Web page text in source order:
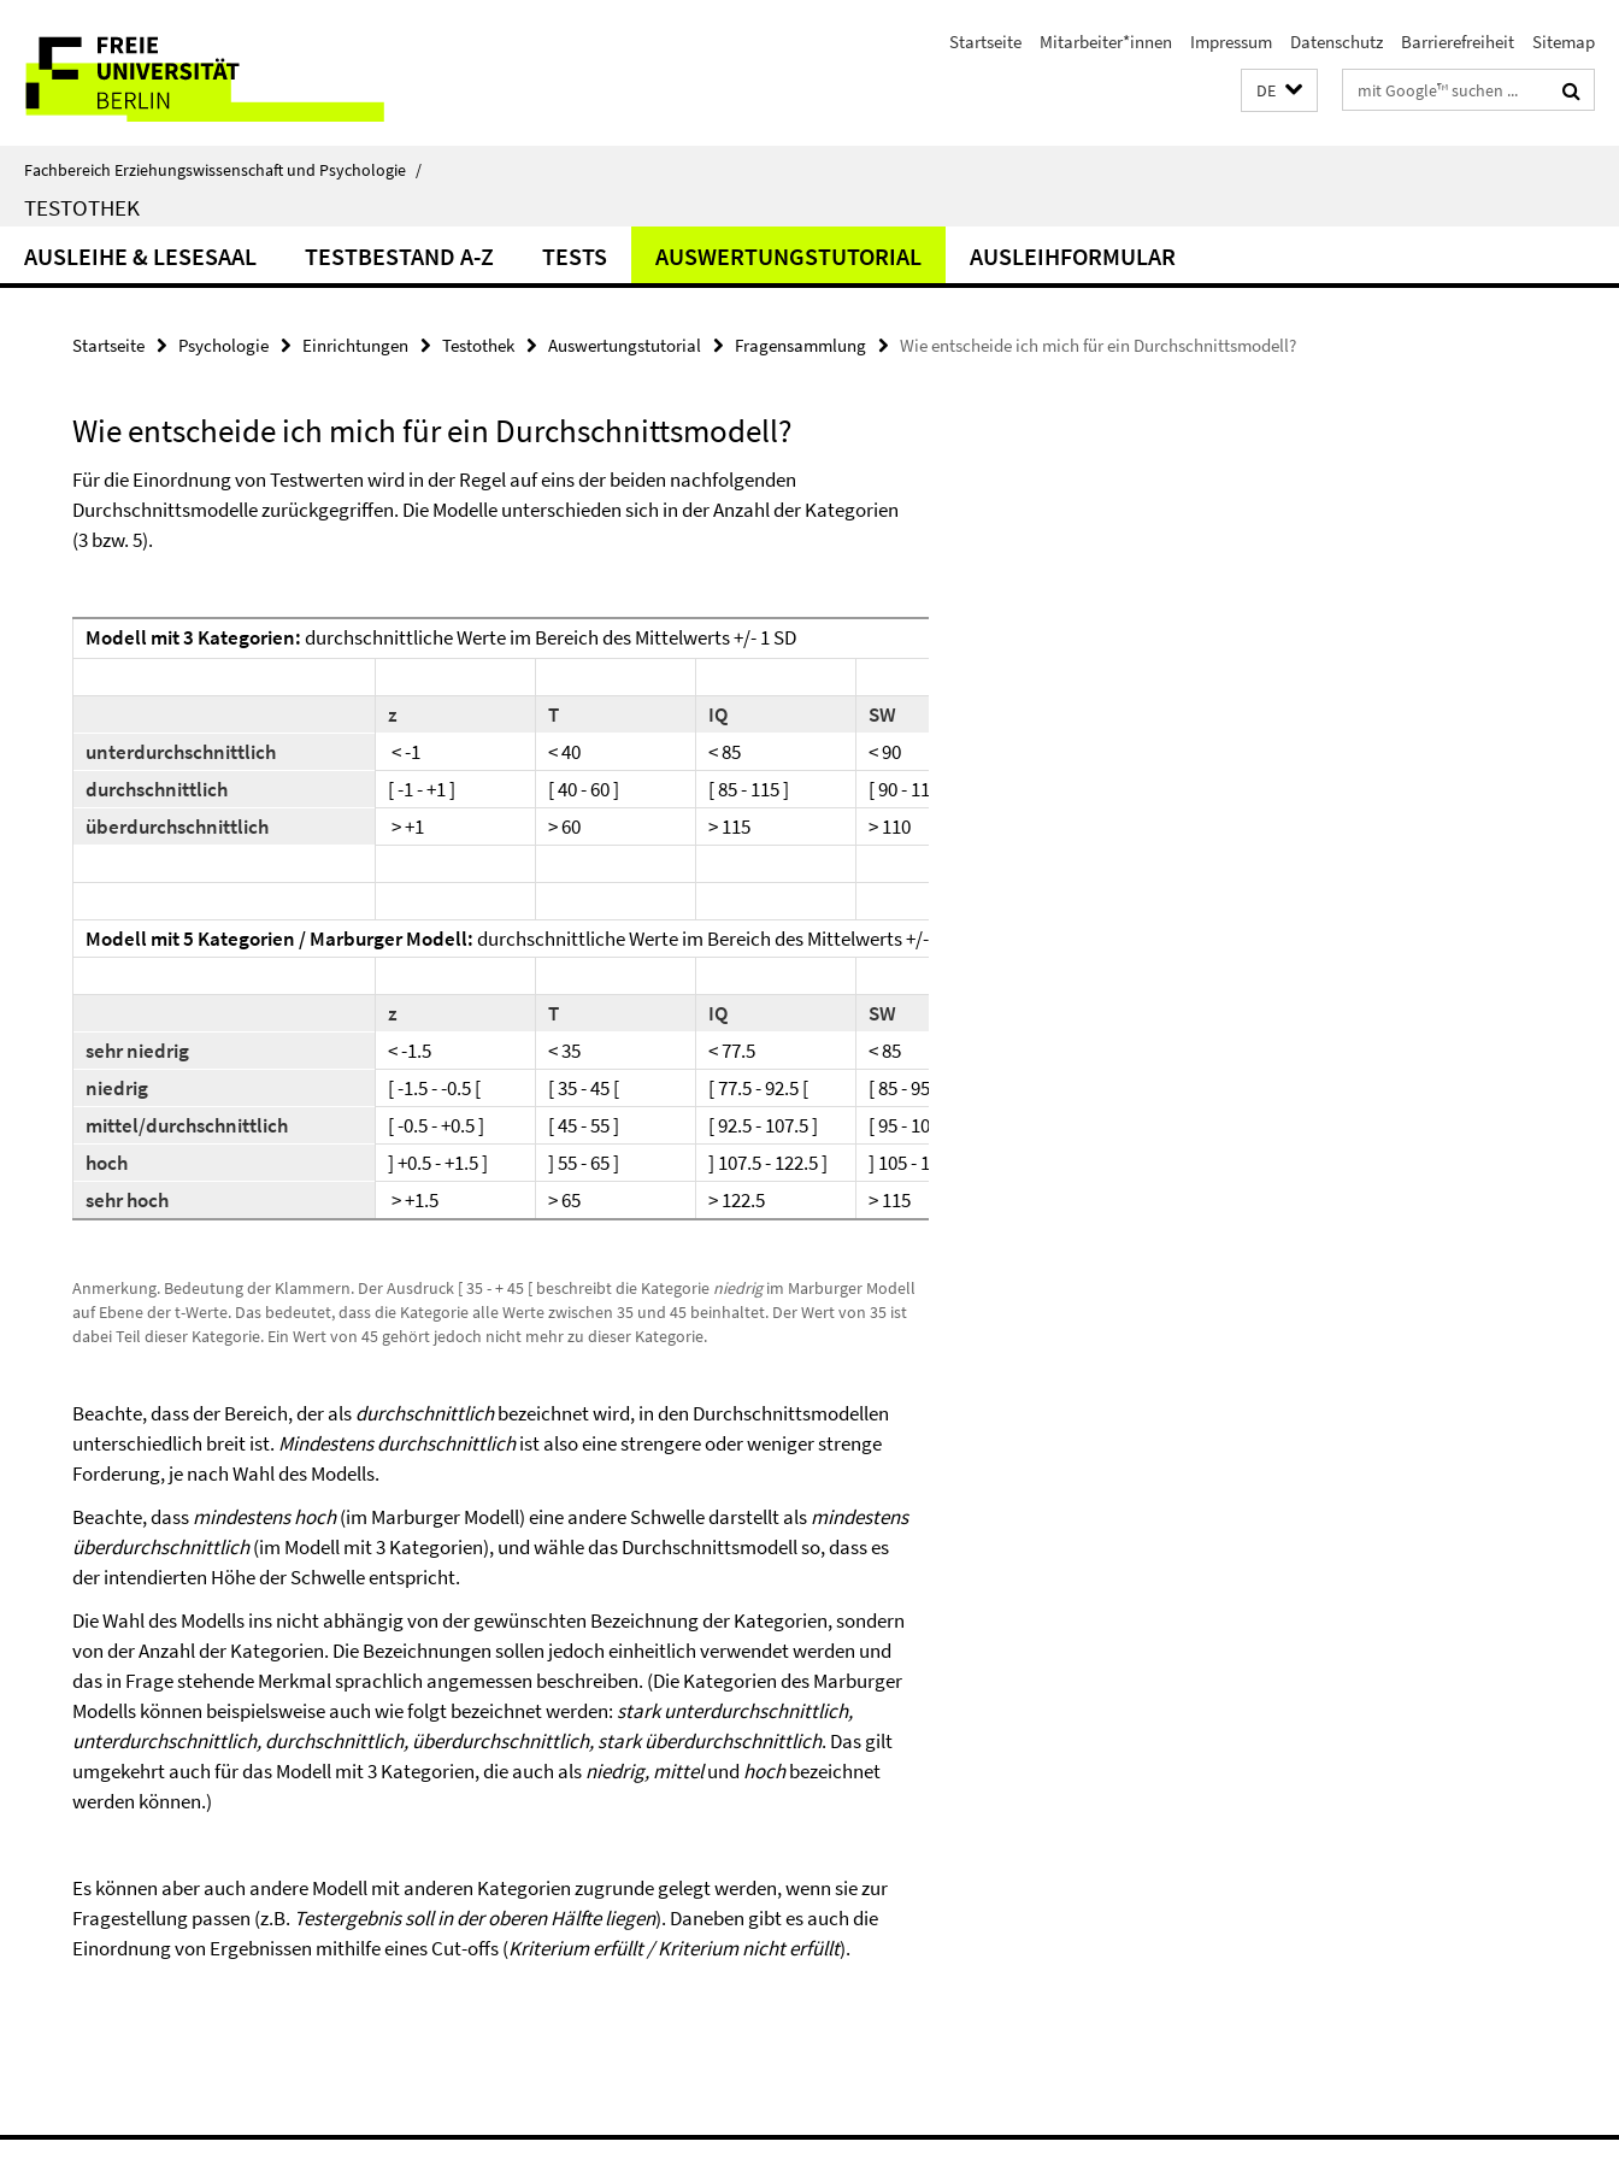
direkt
Inhalt
Service-
Navigation
Startseite Mitarbeiter*innen Impressum Datenschutz Barrierefreiheit Sitemap
DE Suchbegriffe
Fachbereich Erziehungswissenschaft und Psychologie /
TESTOTHEK
AUSLEIHE & LESESAAL TESTBESTAND A-Z TESTS AUSWERTUNGSTUTORIAL AUSLEIHFORMULAR
Startseite Psychologie Einrichtungen Testothek Auswertungstutorial Fragensammlung Wie entscheide ich mich für ein Durchschnittsmodell?
Wie entscheide ich mich für ein Durchschnittsmodell?
Für die Einordnung von Testwerten wird in der Regel auf eins der beiden nachfolgenden
Durchschnittsmodelle zurückgegriffen. Die Modelle unterschieden sich in der Anzahl der Kategorien
(3 bzw. 5).
Modell mit 3 Kategorien:durchschnittliche Werte im Bereich des Mittelwerts +/- 1 SD
z T IQ SW
unterdurchschnittlich
< -1 < 40 < 85 < 90
durchschnittlich
[ -1 - +1 ] [ 40 - 60 ] [ 85 - 115 ] [ 90 - 110 ]
überdurchschnittlich
> +1 > 60 > 115 > 110
Modell mit 5 Kategorien / Marburger Modell:durchschnittliche Werte im Bereich des Mittelwerts +/- 0.5 SD
z T IQ SW
sehr niedrig
< -1.5 < 35 < 77.5 < 85
niedrig
[ -1.5 - -0.5 [ [ 35 - 45 [ [ 77.5 - 92.5 [ [ 85 - 95 [
mittel/durchschnittlich
[ -0.5 - +0.5 ] [ 45 - 55 ] [ 92.5 - 107.5 ] [ 95 - 105 ]
hoch
] +0.5 - +1.5 ] ] 55 - 65 ] ] 107.5 - 122.5 ] ] 105 - 115 ]
sehr hoch
> +1.5 > 65 > 122.5 > 115
Anmerkung. Bedeutung der Klammern. Der Ausdruck [ 35 - + 45 [ beschreibt die Kategorie niedrigim Marburger Modell
auf Ebene der t-Werte. Das bedeutet, dass die Kategorie alle Werte zwischen 35 und 45 beinhaltet. Der Wert von 35 ist
dabei Teil dieser Kategorie. Ein Wert von 45 gehört jedoch nicht mehr zu dieser Kategorie.
Beachte, dass der Bereich, der alsdurchschnittlichbezeichnet wird, in den Durchschnittsmodellen
unterschiedlich breit ist. Mindestens durchschnittlichist also eine strengere oder weniger strenge
Forderung, je nach Wahl des Modells.
Beachte, dassmindestens hoch(im Marburger Modell) eine andere Schwelle darstellt alsmindestens
überdurchschnittlich(im Modell mit 3 Kategorien), und wähle das Durchschnittsmodell so, dass es
der intendierten Höhe der Schwelle entspricht.
Die Wahl des Modells ins nicht abhängig von der gewünschten Bezeichnung der Kategorien, sondern
von der Anzahl der Kategorien. Die Bezeichnungen sollen jedoch einheitlich verwendet werden und
das in Frage stehende Merkmal sprachlich angemessen beschreiben. (Die Kategorien des Marburger
Modells können beispielsweise auch wie folgt bezeichnet werden: stark unterdurchschnittlich,
unterdurchschnittlich, durchschnittlich, überdurchschnittlich, stark überdurchschnittlich. Das gilt
umgekehrt auch für das Modell mit 3 Kategorien, die auch alsniedrig, mittelund hochbezeichnet
werden können.)
Es können aber auch andere Modell mit anderen Kategorien zugrunde gelegt werden, wenn sie zur
Fragestellung passen (z.B. Testergebnis soll in der oberen Hälfte liegen). Daneben gibt es auch die
Einordnung von Ergebnissen mithilfe eines Cut-offs (Kriterium erfüllt / Kriterium nicht erfüllt).